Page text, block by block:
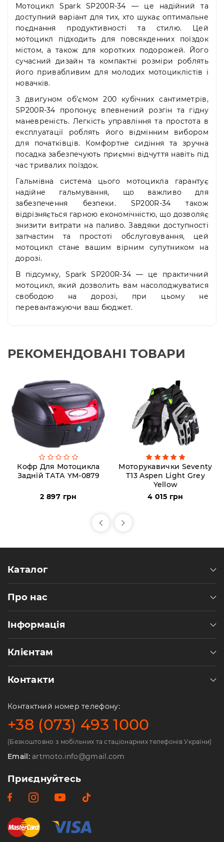
10:00
-
19:00
Нд
-
вихідний
Мотоцикл Spark SP200R-34 — це надійний та
доступний варіант для тих, хто шукає оптимальне
поєднання продуктивності та стилю. Цей
мотоцикл підходить для повсякденних поїздок
містом, а також для коротких подорожей. Його
сучасний дизайн та компактні розміри роблять
його привабливим для молодих мотоциклістів і
новачків.
З двигуном об'ємом 200 кубічних сантиметрів,
SP200R-34 пропонує впевнений розгін та гідну
маневреність. Легкість управління та простота в
експлуатації роблять його відмінним вибором
для початківців. Комфортне сидіння та зручна
посадка забезпечують приємні відчуття навіть під
час тривалих поїздок.
Гальмівна система цього мотоцикла гарантує
надійне гальмування, що важливо для
забезпечення безпеки. SP200R-34 також
відрізняється гарною економічністю, що дозволяє
знизити витрати на паливо. Завдяки доступності
запчастин та простоті обслуговування, цей
мотоцикл стане вашим вірним супутником на
дорозі.
В підсумку, Spark SP200R-34 — це практичний
мотоцикл, який дозволить вам насолоджуватися
свободою на дорозі, при цьому не
перевантажуючи ваш бюджет.
РЕКОМЕНДОВАНІ ТОВАРИ
Кофр Для Мотоцикла
Задній ТАТА YM-0879
2 897 грн
Моторукавички Seventy
T13 Aspen Light Grey
Yellow
4 015 грн
Каталог
Про нас
Інформація
Клієнтам
Контакти
Контактний номер телефону:
+38 (073) 493 1000
(Безкоштовно з мобільних та стаціонарних телефонів України)
Email:artmoto.info@gmail.com
Приєднуйтесь